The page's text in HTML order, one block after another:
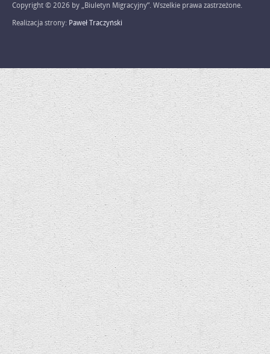
Copyright © 2026 by „Biuletyn Migracyjny”. Wszelkie prawa zastrzeżone.
Realizacja strony: Paweł Traczyński